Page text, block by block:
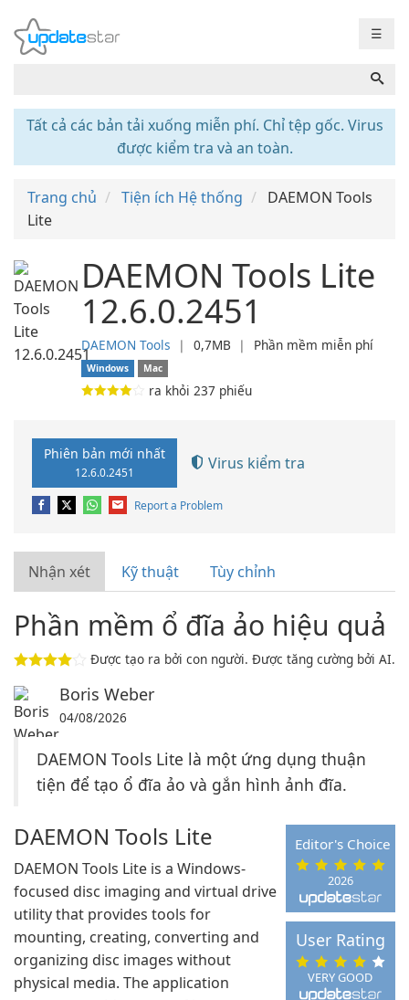
☰
Tất cả các bản tải xuống miễn phí. Chỉ tệp gốc. Virus
được kiểm tra và an toàn.
Trang chủ Tiện ích Hệ thống
DAEMON Tools
Lite
DAEMON Tools Lite
12.6.0.2451
DAEMON Tools ❘ 0,7MB ❘ Phần mềm miễn phí
Windows Mac
ra khỏi 237 phiếu
Phiên bản mới nhất
12.6.0.2451 Virus kiểm tra
Report a Problem
Nhận xét Kỹ thuật Tùy chỉnh
Phần mềm ổ đĩa ảo hiệu quả
Được tạo ra bởi con người. Được tăng cường bởi AI.
Boris Weber
04/08/2026
DAEMON Tools Lite là một ứng dụng thuận
tiện để tạo ổ đĩa ảo và gắn hình ảnh đĩa.
2026
Editor's Choice
VERY GOOD
User Rating
DAEMON Tools Lite
DAEMON Tools Lite is a Windows-
focused disc imaging and virtual drive
utility that provides tools for
mounting, creating, converting and
organizing disc images without
physical media. The application